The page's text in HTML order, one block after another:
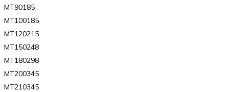
MT90185
MT100185
MT120215
MT150248
MT180298
MT200345
MT210345